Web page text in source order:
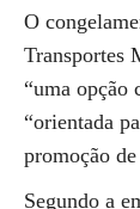
O
Transportes
“uma opção
“orientada
promoção
Segundo a